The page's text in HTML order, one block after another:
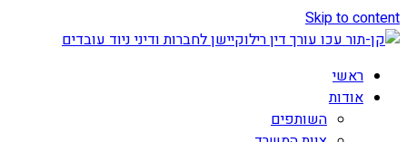
Skip to content
ראשי
אודות
השותפים